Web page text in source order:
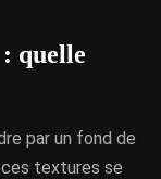
quelle
par un fond de
textures se